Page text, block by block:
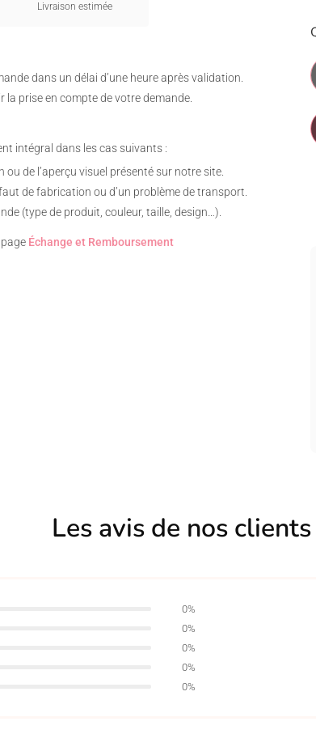
Livraison estimée
dans un délai d’une heure après validation.
prise en compte de votre demande.
intégral dans les cas suivants :
de l’aperçu visuel présenté sur notre site.
de fabrication ou d’un problème de transport.
(type de produit, couleur, taille, design…).
Échange et Remboursement
Les avis de nos clients